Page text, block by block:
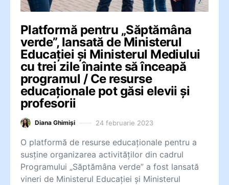
Platformă pentru „Săptămâna
verde”, lansată de Ministerul
Educației și Ministerul Mediului
cu trei zile înainte să înceapă
programul / Ce resurse
educaționale pot găsi elevii și
profesorii
Diana Ghimiși 24 februarie 2023
O platformă de resurse educaționale pentru a
susține organizarea activităților din cadrul
Programului „Săptămâna verde” a fost lansată
vineri de Ministerul Educației și Ministerul